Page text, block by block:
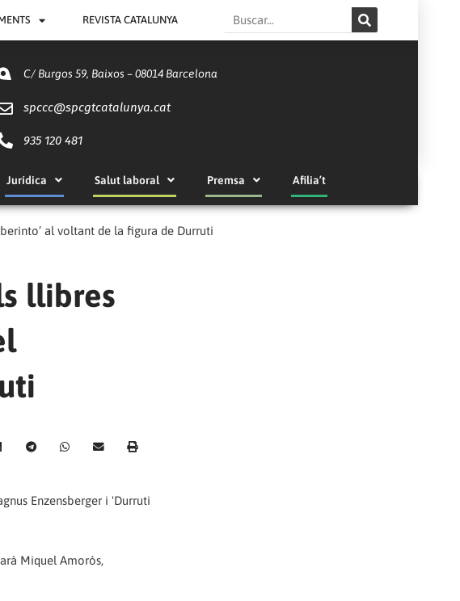
REVISTA CATALUNYA Search
C/ Burgos 59, Baixos – 08014 Barcelona
spccc@spcgtcatalunya.cat
935 120 481
Jurídica Salut laboral Premsa Afilia’t
al voltant de la figura de Durruti
llibres
Enzensberger i 'Durruti
Miquel Amorós,